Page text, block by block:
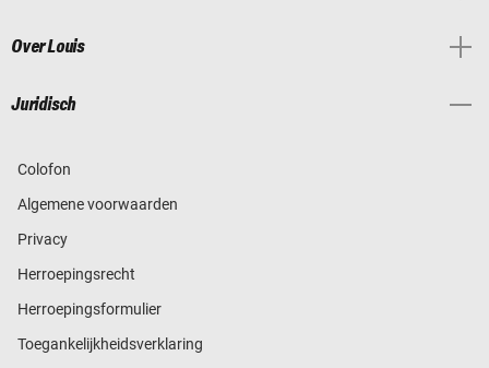
Over Louis
Juridisch
Colofon
Algemene voorwaarden
Privacy
Herroepingsrecht
Herroepingsformulier
Toegankelijkheidsverklaring